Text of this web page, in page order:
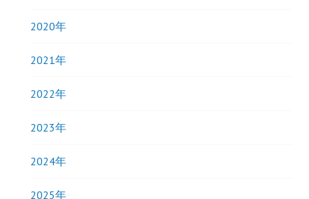
2020年
2021年
2022年
2023年
2024年
2025年